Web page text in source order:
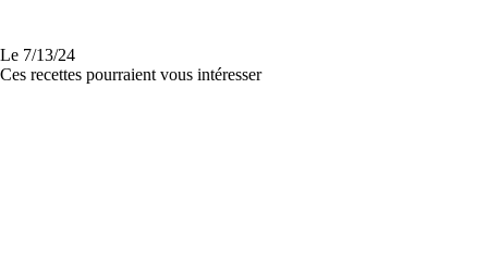
Le 7/13/24
Ces recettes pourraient vous intéresser